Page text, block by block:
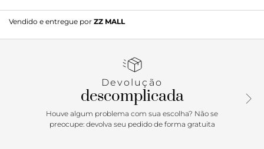
Vendido e entregue por ZZ MALL
Devolução
descomplicada
Houve algum problema com sua escolha? Não se
preocupe: devolva seu pedido de forma gratuita